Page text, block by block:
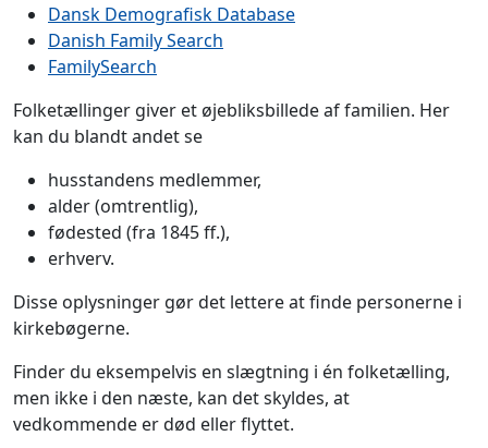
Dansk Demografisk Database
Danish Family Search
FamilySearch
Folketællinger giver et øjebliksbillede af familien. Her
kan du blandt andet se
husstandens medlemmer,
alder (omtrentlig),
fødested (fra 1845 ff.),
erhverv.
Disse oplysninger gør det lettere at finde personerne i
kirkebøgerne.
Finder du eksempelvis en slægtning i én folketælling,
men ikke i den næste, kan det skyldes, at
vedkommende er død eller flyttet.